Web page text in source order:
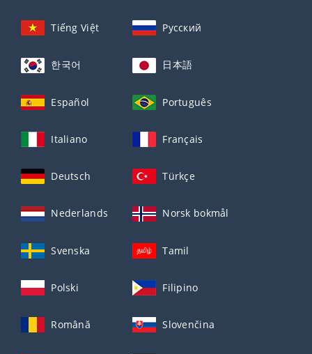
Tiếng Việt Русский
한국어 日本語
Español Português
Italiano Français
Deutsch Türkçe
Nederlands Norsk bokmål
Svenska Tamil
Polski Filipino
Română Slovenčina